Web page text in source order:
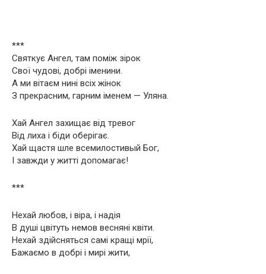
***
Святкує Ангел, там поміж зірок
Свої чудові, добрі іменини.
А ми вітаєм нині всіх жінок
З прекрасним, гарним іменем — Уляна.
Хай Ангел захищає від тревог
Від лиха і біди оберігає.
Хай щастя шле всемилостивый Бог,
І завжди у житті допомагає!
***
Нехай любов, і віра, і надія
В душі цвітуть немов весняні квіти.
Нехай здійсняться самі кращі мрії,
Бажаємо в добрі і мирі жити,